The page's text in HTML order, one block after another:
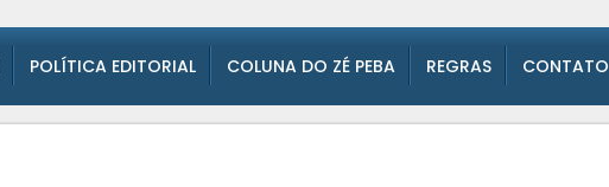
POLÍTICA EDITORIAL COLUNA DO ZÉ PEBA REGRAS CONTATO